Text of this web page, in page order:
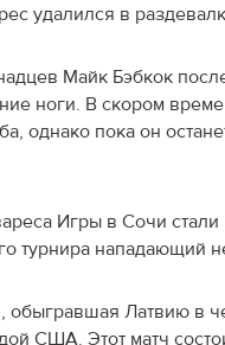
удалился в
Майк Бэбкок
ноги. В скором
однако пока он
Игры в Сочи
турнира нападающий
обыгравшая Латвию в
США. Этот матч